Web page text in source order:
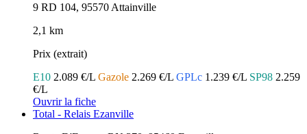
9 RD 104, 95570 Attainville
2,1 km
Prix (extrait)
E10 2.089 €/L Gazole 2.269 €/L GPLc 1.239 €/L SP98 2.259
€/L
Ouvrir la fiche
Total - Relais Ezanville